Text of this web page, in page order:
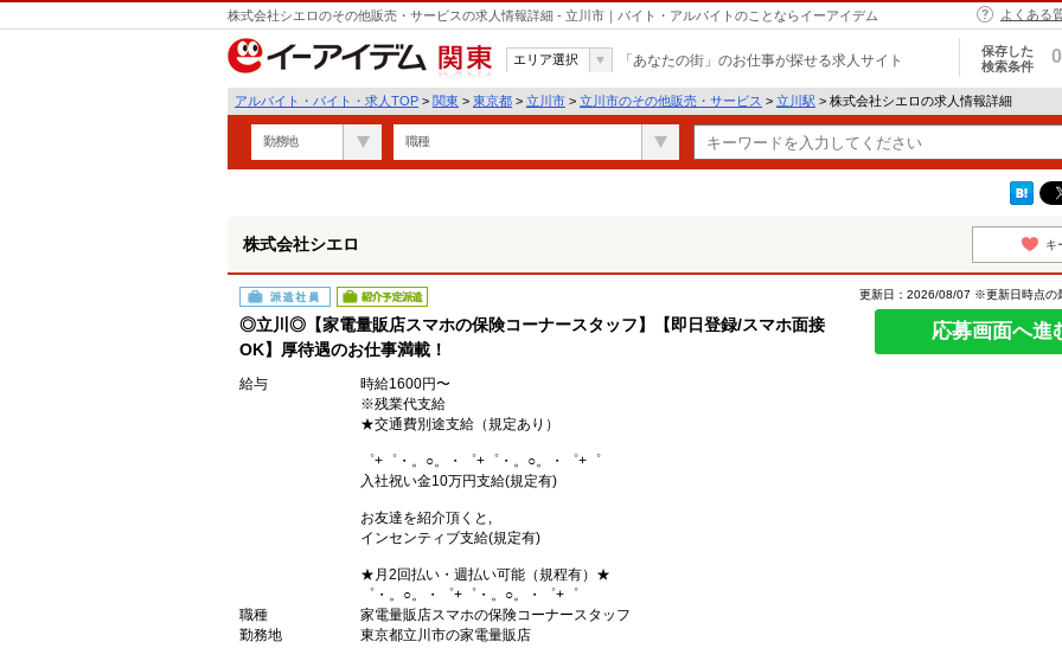
株式会社シエロのその他販売・サービスの求人情報詳細 - 立川市｜バイト・アルバイトのことならイーアイデム よくある
関東
エリア選択 「あなたの街」のお仕事が探せる求人サイト
保存した
検索条件
0
アルバイト・バイト・求人TOP > 関東 > 東京都 > 立川市 > 立川市のその他販売・サービス > 立川駅 > 株式会社シエロの求人情報詳細
勤務地 職種
遣
株式会社シエロ キ
派遣社員 紹介予定派遣
◎立川◎【家電量販店スマホの保険コーナースタッフ】【即日登録/スマホ面接
OK】厚待遇のお仕事満載！
更新日：2026/08/07 ※更新日時点の
応募画面へ進
給与
時給1600円〜
※残業代支給
★交通費別途支給（規定あり）
゜+゜・。○。・゜+゜・。○。・゜+゜
入社祝い金10万円支給(規定有)
お友達を紹介頂くと,
インセンティブ支給(規定有)
★月2回払い・週払い可能（規程有）★
゜・。○。・゜+゜・。○。・゜+゜
職種
家電量販店スマホの保険コーナースタッフ
勤務地
東京都立川市の家電量販店